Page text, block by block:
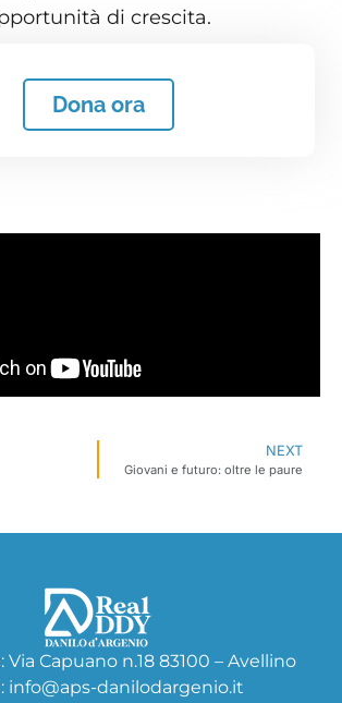
di crescita.
Dona ora
NEXT
Giovani e futuro: oltre le paure
Via Capuano n.18 83100 – Avellino
info@aps-danilodargenio.it